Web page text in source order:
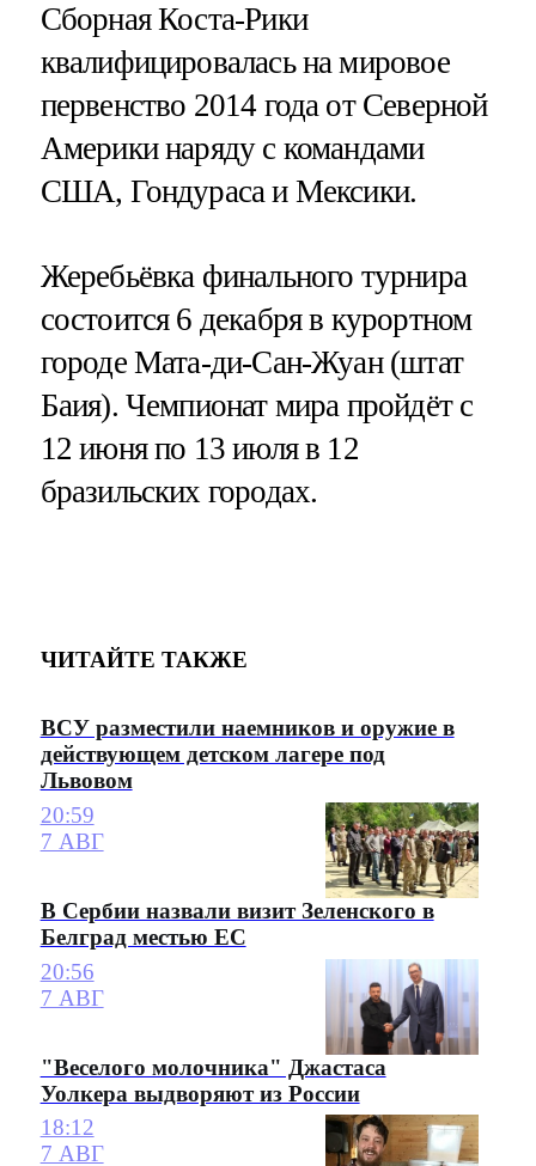
Сборная Коста-Рики
квалифицировалась на мировое
первенство 2014 года от Северной
Америки наряду с командами
США, Гондураса и Мексики.
Жеребьёвка финального турнира
состоится 6 декабря в курортном
городе Мата-ди-Сан-Жуан (штат
Баия). Чемпионат мира пройдёт с
12 июня по 13 июля в 12
бразильских городах.
ЧИТАЙТЕ ТАКЖЕ
ВСУ разместили наемников и оружие в
действующем детском лагере под
Львовом
20:59
7 АВГ
В Сербии назвали визит Зеленского в
Белград местью ЕС
20:56
7 АВГ
"Веселого молочника" Джастаса
Уолкера выдворяют из России
18:12
7 АВГ